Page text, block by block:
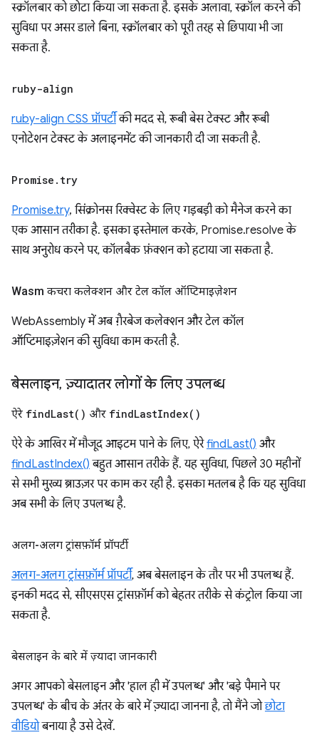
स्क्रॉलबार को छोटा किया जा सकता है. इसके अलावा, स्क्रॉल करने की
सुविधा पर असर डाले बिना, स्क्रॉलबार को पूरी तरह से छिपाया भी जा
सकता है.
ruby-align
ruby-align CSS प्रॉपर्टीकी मदद से, रूबी बेस टेक्स्ट और रूबी
एनोटेशन टेक्स्ट के अलाइनमेंट की जानकारी दी जा सकती है.
Promise . try
Promise.try, सिंक्रोनस रिक्वेस्ट के लिए गड़बड़ी को मैनेज करने का
एक आसान तरीका है. इसका इस्तेमाल करके, Promise.resolve के
साथ अनुरोध करने पर, कॉलबैक फ़ंक्शन को हटाया जा सकता है.
Wasm कचरा कलेक्शन और टेल कॉल ऑप्टिमाइज़ेशन
WebAssembly में अब गै़रबेज कलेक्शन और टेल कॉल
ऑप्टिमाइज़ेशन की सुविधा काम करती है.
बेसलाइन, ज़्यादातर लोगों के लिए उपलब्ध
ऐरे findLast( ) और findLastIndex( )
ऐरे के आखिर में मौजूद आइटम पाने के लिए, ऐरेfindLast() और
findLastIndex() बहुत आसान तरीके हैं. यह सुविधा, पिछले 30 महीनों
से सभी मुख्य ब्राउज़र पर काम कर रही है. इसका मतलब है कि यह सुविधा
अब सभी के लिए उपलब्ध है.
अलग-अलग ट्रांसफ़ॉर्म प्रॉपर्टी
अलग-अलग ट्रांसफ़ॉर्म प्रॉपर्टी, अब बेसलाइन के तौर पर भी उपलब्ध हैं.
इनकी मदद से, सीएसएस ट्रांसफ़ॉर्म को बेहतर तरीके से कंट्रोल किया जा
सकता है.
बेसलाइन के बारे में ज़्यादा जानकारी
अगर आपको बेसलाइन और 'हाल ही में उपलब्ध' और 'बड़े पैमाने पर
उपलब्ध' के बीच के अंतर के बारे में ज़्यादा जानना है, तो मैंने जोछोटा
वीडियोबनाया है उसे देखें.